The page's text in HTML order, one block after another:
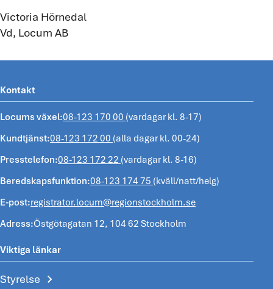
Victoria Hörnedal
Vd, Locum AB
Kontakt
Locums växel:08-123 170 00 (vardagar kl. 8-17)
Kundtjänst:08-123 172 00 (alla dagar kl. 00-24)
Presstelefon:08-123 172 22 (vardagar kl. 8-16)
Beredskapsfunktion:08-123 174 75 (kväll/natt/helg)
E-post:registrator.locum@regionstockholm.se
Adress:Östgötagatan 12, 104 62 Stockholm
Viktiga länkar
Styrelse chevron_right